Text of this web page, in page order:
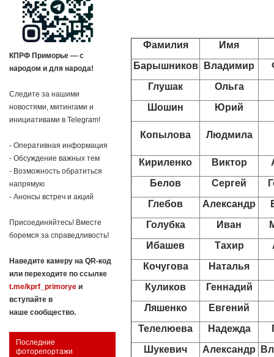
КПРФ Приморье — с
народом и для народа!
Следите за нашими
новостями, митингами и
инициативами в Telegram!
- Оперативная информация
- Обсуждение важных тем
- Возможность обратиться
напрямую
- Анонсы встреч и акций
Присоединяйтесь! Вместе
боремся за справедливость!
Наведите камеру на QR-код
или переходите по ссылке
t.me/kprf_primorye и
вступайте в
наше сообщество.
Последние
фоторепортажи
Фамилия
Имя
Барышников
Владимир
Глушак
Ольга
Шошин
Юрий
Копылова Людмила
Кириленко Виктор
Белов
Сергей
Глебов
Александр
Голубка
Иван
Ибашев
Тахир
Кочугова
Наталья
Куликов
Геннадий
Ляшенко
Евгений
Телелюева
Надежда
Шукевич
Александр